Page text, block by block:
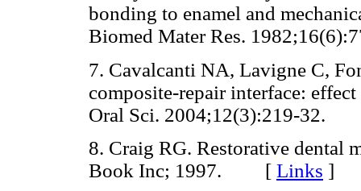
bonding to enamel and
Biomed Mater Res.
7. Cavalcanti NA, Lavigne C,
composite-repair interface:
Oral Sci. 2004;12(3):219-
8. Craig RG. Restorative dental
Book Inc; 1997. [ Links ]